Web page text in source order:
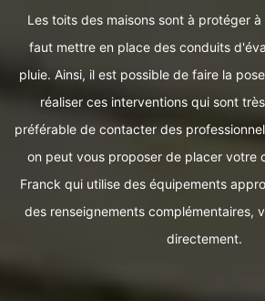
Les toits des maisons sont à protéger
faut mettre en place des conduits
pluie. Ainsi, il est possible de faire la
réaliser ces interventions qui sont
préférable de contacter des
on peut vous proposer de placer votre
Franck qui utilise des équipements
des renseignements complémentaires,
directement.